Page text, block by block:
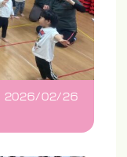
2026/02/26